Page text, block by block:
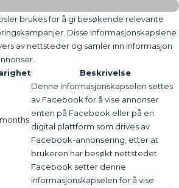
brukes for å gi besøkende relevante
Disse informasjonskapslene
av nettsteder og samler inn informasjon
Beskrivelse
Denne informasjonskapselen settes
av Facebook for å vise annonser
enten på Facebook eller på en
digital plattform som drives av
Facebook-annonsering, etter at
brukeren har besøkt nettstedet.
Facebook setter denne
informasjonskapselen for å vise